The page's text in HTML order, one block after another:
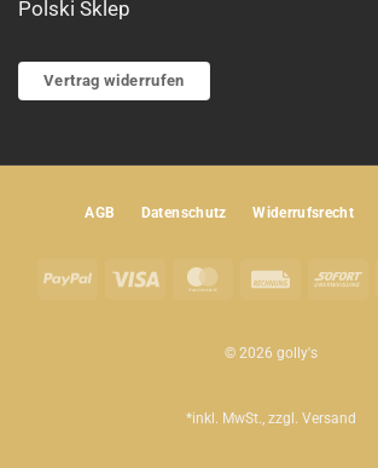
Polski Sklep
Vertrag widerrufen
AGB Datenschutz Widerrufsrecht
PayPal Visa MasterCardRechung
© 2026 golly's
*inkl. MwSt., zzgl. Versand